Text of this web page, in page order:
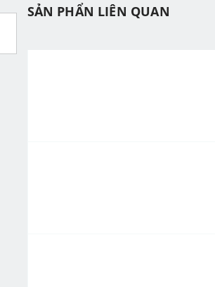
SẢN PHẨN LIÊN QUAN